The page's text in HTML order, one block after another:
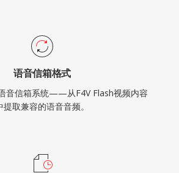
语音信箱格式
音信箱系统——从F4V Flash视频内容
提取兼容的语音音频。